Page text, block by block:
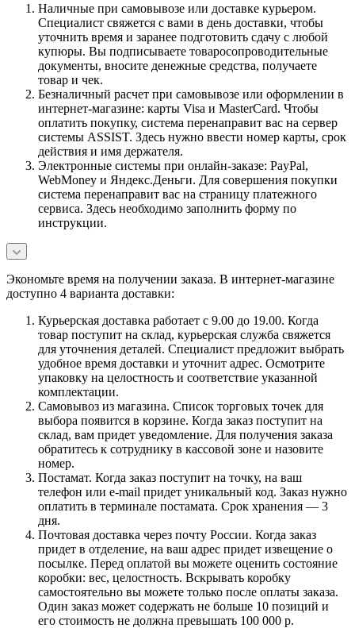
Наличные при самовывозе или доставке курьером.
Специалист свяжется с вами в день доставки, чтобы
уточнить время и заранее подготовить сдачу с любой
купюры. Вы подписываете товаросопроводительные
документы, вносите денежные средства, получаете
товар и чек.
Безналичный расчет при самовывозе или оформлении в
интернет-магазине: карты Visa и MasterCard. Чтобы
оплатить покупку, система перенаправит вас на сервер
системы ASSIST. Здесь нужно ввести номер карты, срок
действия и имя держателя.
Электронные системы при онлайн-заказе: PayPal,
WebMoney и Яндекс.Деньги. Для совершения покупки
система перенаправит вас на страницу платежного
сервиса. Здесь необходимо заполнить форму по
инструкции.
Экономьте время на получении заказа. В интернет-магазине
доступно 4 варианта доставки:
Курьерская доставка работает с 9.00 до 19.00. Когда
товар поступит на склад, курьерская служба свяжется
для уточнения деталей. Специалист предложит выбрать
удобное время доставки и уточнит адрес. Осмотрите
упаковку на целостность и соответствие указанной
комплектации.
Самовывоз из магазина. Список торговых точек для
выбора появится в корзине. Когда заказ поступит на
склад, вам придет уведомление. Для получения заказа
обратитесь к сотруднику в кассовой зоне и назовите
номер.
Постамат. Когда заказ поступит на точку, на ваш
телефон или e-mail придет уникальный код. Заказ нужно
оплатить в терминале постамата. Срок хранения — 3
дня.
Почтовая доставка через почту России. Когда заказ
придет в отделение, на ваш адрес придет извещение о
посылке. Перед оплатой вы можете оценить состояние
коробки: вес, целостность. Вскрывать коробку
самостоятельно вы можете только после оплаты заказа.
Один заказ может содержать не больше 10 позиций и
его стоимость не должна превышать 100 000 р.